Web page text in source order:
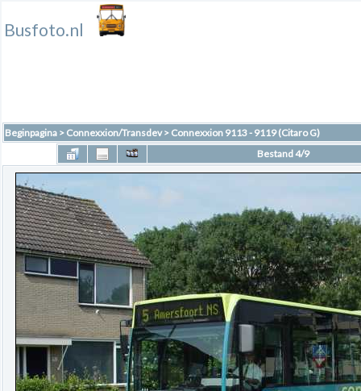
Busfoto.nl
Beginpagina > Connexxion/Transdev> Connexxion 9113 - 9119 (Citaro G)
Bestand 4/9